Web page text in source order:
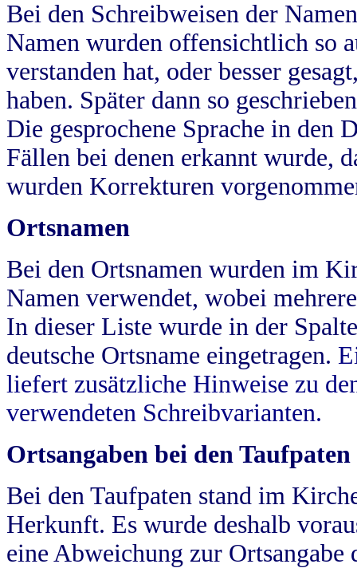
Bei den Schreibweisen der
Namen wurden offensichtlich so
verstanden hat, oder besser
haben. Später dann so
Die gesprochene Sprache in
Fällen bei denen erkannt wurde,
wurden Korrekturen
Ortsnamen
Bei den Ortsnamen wurden im
Namen verwendet, wobei
In dieser Liste wurde in der
deutsche Ortsname eingetragen.
liefert zusätzliche Hinweise zu
verwendeten Schreibvarianten.
Ortsangaben bei den Taufpaten
Bei den Taufpaten stand im
Herkunft. Es wurde deshalb
eine Abweichung zur